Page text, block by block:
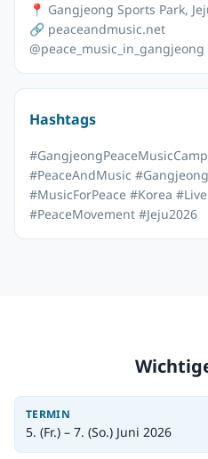
📍 Gangjeong Sports Park,
🔗 peaceandmusic.net
@peace_music_in_gangjeong
Hashtags
#PeaceAndMusic
#MusicForPeace #Korea
#PeaceMovement #Jeju2026
TERMIN
5. (Fr.) – 7. (So.) Juni 2026